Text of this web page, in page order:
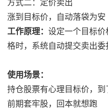
方式二：定价卖出
涨到目标价，自动落袋为安
工作原理： 设定一个目标
格时，系统自动提交卖出委
使用场景：
持仓股票有心理目标价，到
前期套牢股，回本就想跑